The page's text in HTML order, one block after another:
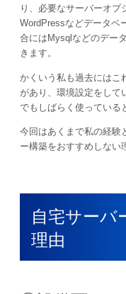
り、必要なサーバーオプ
WordPressなどデータベ
合にはMysqlなどのデー
きます。
かくいう私も過去にはこ
があり、環境設定をして
でもしばらく使っている
今回はあくまで私の経験
ー構築をおすすめしない
自宅サーバ
理由